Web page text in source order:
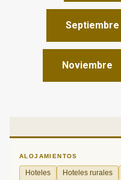
Septiembre
Noviembre